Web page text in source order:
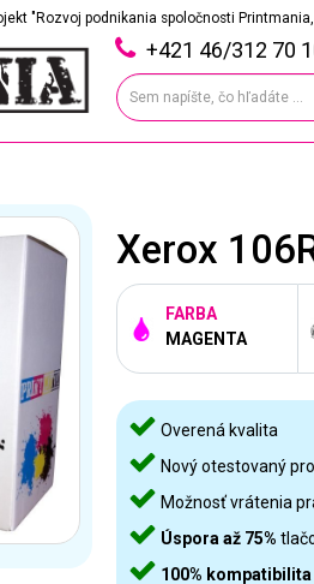
"Rozvoj podnikania spoločnosti
+421 46/312 70
Xerox
FARBA
MAGENTA
Overená kvalita
Nový otestovaný
Možnosť vrátenia
Úspora až 75%
100% kompatibilita